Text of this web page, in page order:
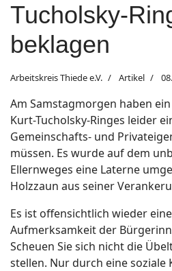
Tucholsky-
beklagen
Arbeitskreis Thiede e.V. Artikel
Am Samstagmorgen haben
Kurt-Tucholsky-Ringes leider
Gemeinschafts- und
müssen. Es wurde auf dem
Ellernweges eine Laterne
Holzzaun aus seiner
Es ist offensichtlich wieder
Aufmerksamkeit der
Scheuen Sie sich nicht die
stellen. Nur durch eine soziale